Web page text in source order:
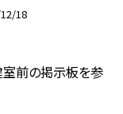
18
室前の掲示板を参